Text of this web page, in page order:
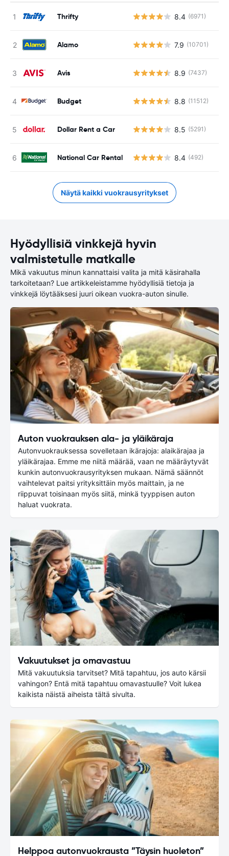
Thrifty 8.4 (6971)
Alamo 7.9 (10701)
Avis 8.9 (7437)
Budget 8.8 (11512)
Dollar Rent a Car 8.5 (5291)
National Car Rental 8.4 (492)
Näytä kaikki vuokrausyritykset
Hyödyllisiä vinkkejä hyvin
valmistetulle matkalle
Mikä vakuutus minun kannattaisi valita ja mitä käsirahalla
tarkoitetaan? Lue artikkeleistamme hyödyllisiä tietoja ja
vinkkejä löytääksesi juuri oikean vuokra-auton sinulle.
Auton vuokrauksen ala- ja yläikäraja
Autonvuokrauksessa sovelletaan ikärajoja: alaikärajaa ja
yläikärajaa. Emme me niitä määrää, vaan ne määräytyvät
kunkin autonvuokrausyrityksen mukaan. Nämä säännöt
vaihtelevat paitsi yrityksittäin myös maittain, ja ne
riippuvat toisinaan myös siitä, minkä tyyppisen auton
haluat vuokrata.
Vakuutukset ja omavastuu
Mitä vakuutuksia tarvitset? Mitä tapahtuu, jos auto kärsii
vahingon? Entä mitä tapahtuu omavastuulle? Voit lukea
kaikista näistä aiheista tältä sivulta.
Helppoa autonvuokrausta ”Täysin huoleton”